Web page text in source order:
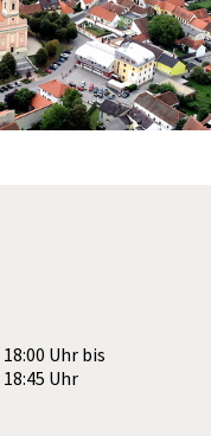
18:00 Uhr bis
18:45 Uhr